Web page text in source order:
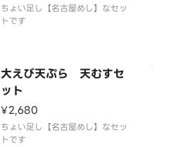
ちょい足し【名古屋めし】なセッ
トです
大えび天ぷら 天むすセ
ット
¥2,680
ちょい足し【名古屋めし】なセッ
トです